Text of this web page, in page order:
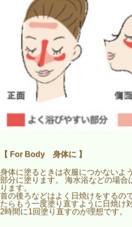
【 For Body 身体に 】
身体に塗るときは衣服につかないよ
部分に塗ります。 海水浴などの場合
ります。
首の後ろなどはよく日焼けをするの
たらもう一度塗り直すように日焼け
2時間に1回塗り直すのが理想です。